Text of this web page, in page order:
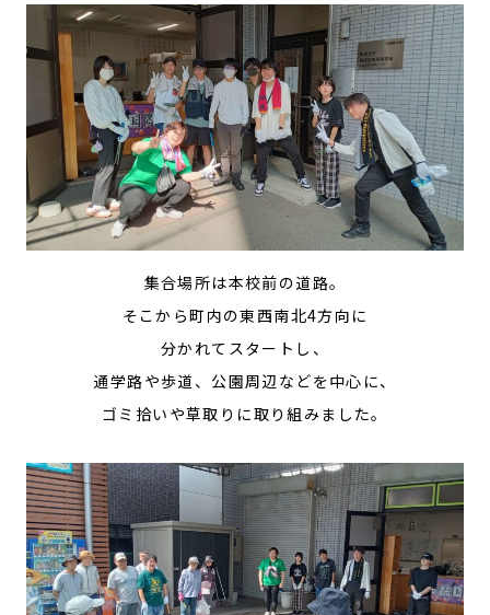
集合場所は本校前の道路。
そこから町内の東西南北4方向に
分かれてスタートし、
通学路や歩道、公園周辺などを中心に、
ゴミ拾いや草取りに取り組みました。